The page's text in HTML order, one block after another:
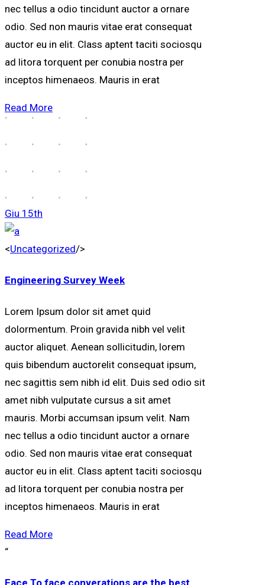
nec tellus a odio tincidunt auctor a ornare
odio. Sed non mauris vitae erat consequat
auctor eu in elit. Class aptent taciti sociosqu
ad litora torquent per conubia nostra per
inceptos himenaeos. Mauris in erat
Read More
Giu 15th
<Uncategorized/>
Engineering Survey Week
Lorem Ipsum dolor sit amet quid
dolormentum. Proin gravida nibh vel velit
auctor aliquet. Aenean sollicitudin, lorem
quis bibendum auctorelit consequat ipsum,
nec sagittis sem nibh id elit. Duis sed odio sit
amet nibh vulputate cursus a sit amet
mauris. Morbi accumsan ipsum velit. Nam
nec tellus a odio tincidunt auctor a ornare
odio. Sed non mauris vitae erat consequat
auctor eu in elit. Class aptent taciti sociosqu
ad litora torquent per conubia nostra per
inceptos himenaeos. Mauris in erat
Read More
“